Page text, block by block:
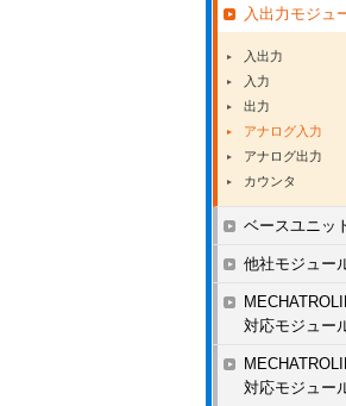
入出力モジュ
入出力
入力
出力
アナログ入力
アナログ出力
カウンタ
ベースユニッ
他社モジュー
対応モジュー
対応モジュー